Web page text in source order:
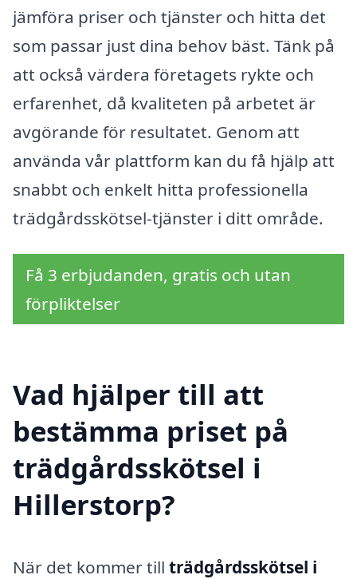
jämföra priser och tjänster och hitta det
som passar just dina behov bäst. Tänk på
att också värdera företagets rykte och
erfarenhet, då kvaliteten på arbetet är
avgörande för resultatet. Genom att
använda vår plattform kan du få hjälp att
snabbt och enkelt hitta professionella
trädgårdsskötsel-tjänster i ditt område.
Få 3 erbjudanden, gratis och utan
förpliktelser
Vad hjälper till att
bestämma priset på
trädgårdsskötsel i
Hillerstorp?
När det kommer till trädgårdsskötsel i